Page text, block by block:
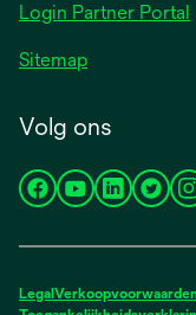
Login Partner Portal
Sitemap
Volg ons
opens
new
opens
new
opens
newnew
Legal